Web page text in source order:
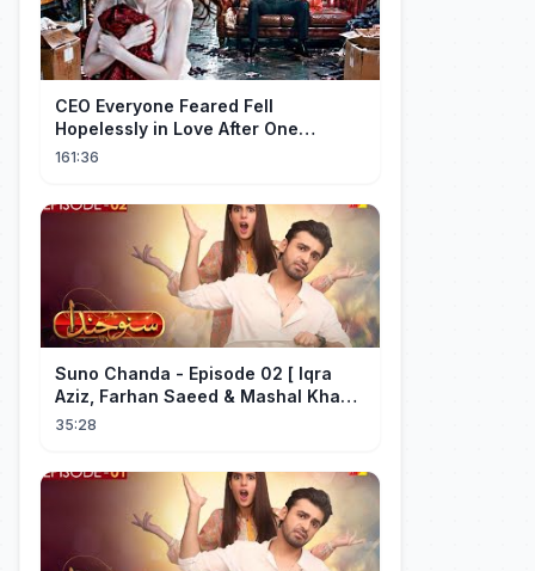
CEO Everyone Feared Fell
Hopelessly in Love After One
Unforgettable Night with a 20-Year-
161:36
Suno Chanda - Episode 02 [ Iqra
Aziz, Farhan Saeed & Mashal Khan ]
- Funny Pakistani Drama - HUM TV
35:28